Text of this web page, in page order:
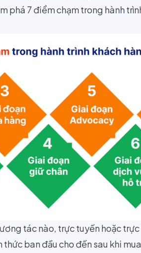
phá 7 điểm chạm trong hành
tác nào, trực tuyến hoặc
ban đầu cho đến sau khi